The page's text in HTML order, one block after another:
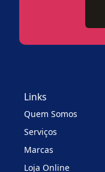
Links
Quem Somos
Serviços
Marcas
Loja Online